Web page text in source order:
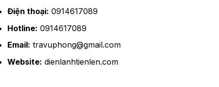
Điện thoại: 0914617089
Hotline: 0914617089
Email: travuphong@gmail.com
Website: dienlanhtienlen.com